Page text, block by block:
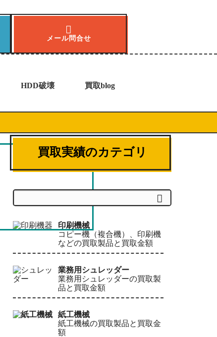
メール問合せ
HDD破壊 買取blog
買取実績のカテゴリ
印刷機械
コピー機（複合機）、印刷機
などの買取製品と買取金額
業務用シュレッダー
業務用シュレッダーの買取製
品と買取金額
紙工機械
紙工機械の買取製品と買取金
額